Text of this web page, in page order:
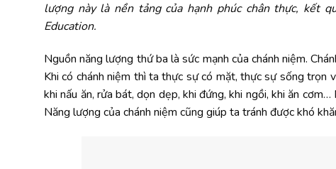
lượng này là nền tảng của hạnh phúc chân thực, kết
Education.
Nguồn năng lượng thứ ba là sức mạnh của chánh niệm.
Khi có chánh niệm thì ta thực sự có mặt, thực sự sống trọn
khi nấu ăn, rửa bát, dọn dẹp, khi đứng, khi ngồi, khi ăn
Năng lượng của chánh niệm cũng giúp ta tránh được khó